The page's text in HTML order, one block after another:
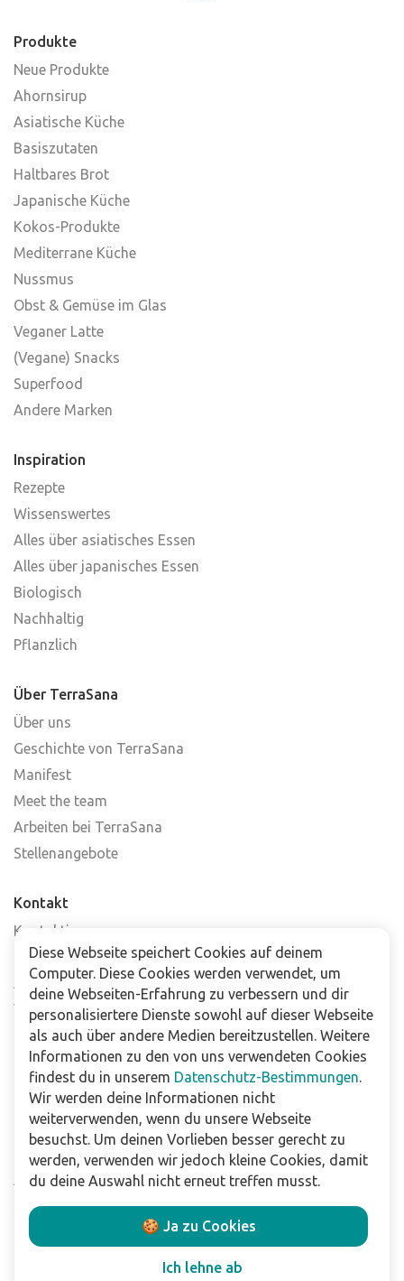
Produkte
Neue Produkte
Ahornsirup
Asiatische Küche
Basiszutaten
Haltbares Brot
Japanische Küche
Kokos-Produkte
Mediterrane Küche
Nussmus
Obst & Gemüse im Glas
Veganer Latte
(Vegane) Snacks
Superfood
Andere Marken
Inspiration
Rezepte
Wissenswertes
Alles über asiatisches Essen
Alles über japanisches Essen
Biologisch
Nachhaltig
Pflanzlich
Über TerraSana
Über uns
Geschichte von TerraSana
Manifest
Meet the team
Arbeiten bei TerraSana
Stellenangebote
Kontakt
Kontaktiere uns
Häufig gestellte Fragen
Abonniere unseren Newsletter
Verkaufsstellen
Für Unternehmen
Downloads
Impressum
Datenschutzbestimmungen
Allgemeine Verkaufs- und Lieferbedingungen
Haftungsausschluss
Diese Webseite speichert Cookies auf deinem
Computer. Diese Cookies werden verwendet, um
deine Webseiten-Erfahrung zu verbessern und dir
personalisiertere Dienste sowohl auf dieser Webseite
als auch über andere Medien bereitzustellen. Weitere
Informationen zu den von uns verwendeten Cookies
findest du in unserem Datenschutz-Bestimmungen.
Wir werden deine Informationen nicht
weiterverwenden, wenn du unsere Webseite
besuchst. Um deinen Vorlieben besser gerecht zu
werden, verwenden wir jedoch kleine Cookies, damit
du deine Auswahl nicht erneut treffen musst.
🍪 Ja zu Cookies
Ich lehne ab